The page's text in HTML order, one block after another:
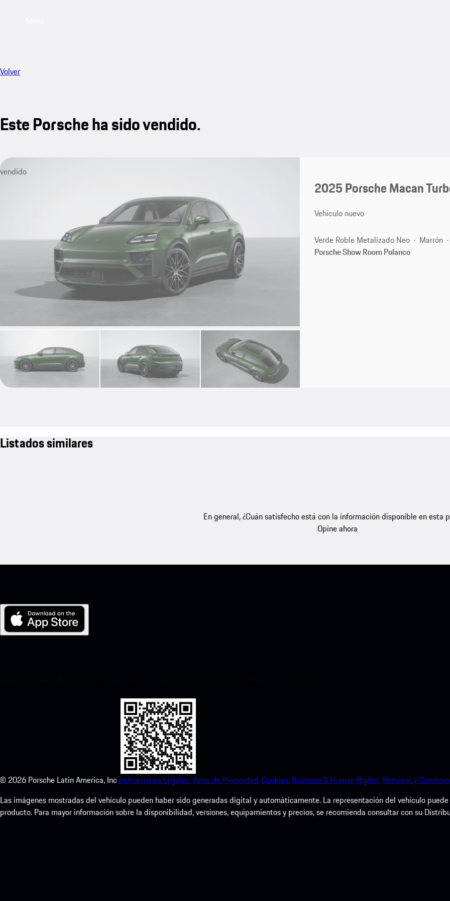
Volver
Este Porsche ha sido vendido.
vendido
2025 Porsche Macan
Vehículo nuevo
Verde Roble Metalizado Neo Marrón
Porsche Show Room Polanco
Listados similares
En general, ¿Cuán satisfecho está con la información disponible en esta
Opine ahora
© 2026 Porsche Latin America, Inc Indicaciones Legales.Aviso de Privacidad.Cookies. Business & Human Rights.Términos y
Las imágenes mostradas del vehículo pueden haber sido generadas digital y automáticamente. La representación del vehículo
producto. Para mayor información sobre la disponibilidad, versiones, equipamientos y precios, se recomienda consultar con su